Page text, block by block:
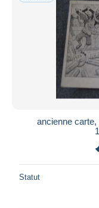
ancienne
Statut